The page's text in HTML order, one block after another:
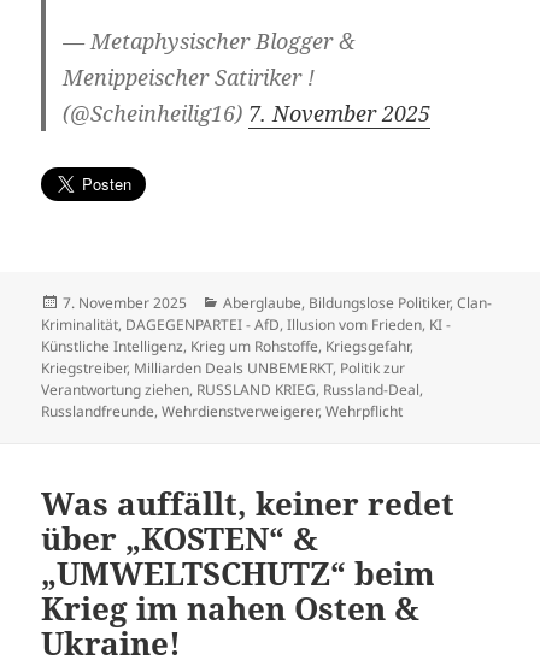
— Metaphysischer Blogger &
Menippeischer Satiriker !
(@Scheinheilig16) 7. November 2025
Veröffentlicht
am
7. November 2025 Kategorien
Aberglaube, Bildungslose Politiker,Clan-
Kriminalität, DAGEGENPARTEI - AfD,Illusion vom Frieden, KI -
Künstliche Intelligenz, Krieg um Rohstoffe, Kriegsgefahr,
Kriegstreiber, Milliarden Deals UNBEMERKT, Politik zur
Verantwortung ziehen, RUSSLAND KRIEG, Russland-Deal,
Russlandfreunde,Wehrdienstverweigerer,Wehrpflicht
Was auffällt, keiner redet
über „KOSTEN“ &
„UMWELTSCHUTZ“ beim
Krieg im nahen Osten &
Ukraine!